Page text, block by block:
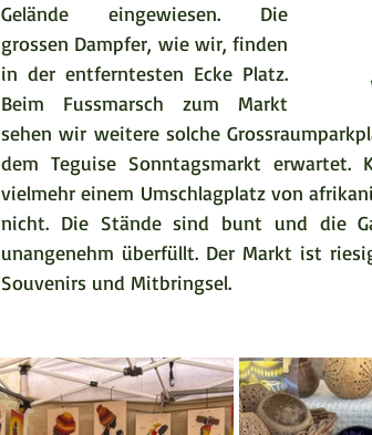
Gelände eingewiesen. Die
grossen Dampfer, wie wir, finden
in der entferntesten Ecke Platz.
Beim Fussmarsch zum Markt
sehen wir weitere solche
dem Teguise Sonntagsmarkt erwartet.
vielmehr einem Umschlagplatz von
nicht. Die Stände sind bunt und die
unangenehm überfüllt. Der Markt ist
Souvenirs und Mitbringsel.